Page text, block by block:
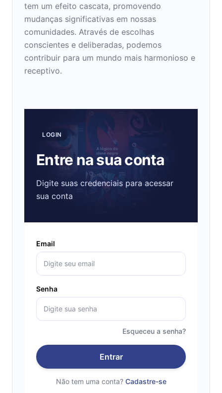
tem um efeito cascata, promovendo
mudanças significativas em nossas
comunidades. Através de escolhas
conscientes e deliberadas, podemos
contribuir para um mundo mais harmonioso e
receptivo.
LOGIN
Entre na sua conta
Digite suas credenciais para acessar
sua conta
Email
Senha
Esqueceu a senha?
Entrar
Não tem uma conta? Cadastre-se